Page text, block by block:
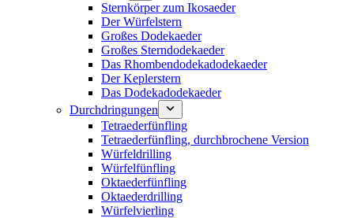
Sternkörper zum Ikosaeder
Der Würfelstern
Großes Dodekaeder
Großes Sterndodekaeder
Das Rhombendodekadodekaeder
Der Keplerstern
Das Dodekadodekaeder
Durchdringungen
Tetraederfünfling
Tetraederfünfling, durchbrochene Version
Würfeldrilling
Würfelfünfling
Oktaederfünfling
Oktaederdrilling
Würfelvierling